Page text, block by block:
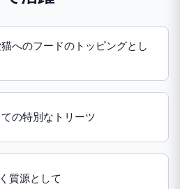
へのフードのトッピングとし
の特別なトリーツ
質源として